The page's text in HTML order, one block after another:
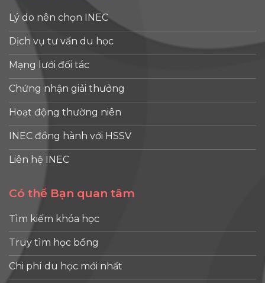
Lý do nên chọn INEC
Dịch vụ tư vấn du học
Mạng lưới đối tác
Chứng nhận giải thưởng
Hoạt động thường niên
INEC đồng hành với HSSV
Liên hệ INEC
Có thể Bạn quan tâm
Tìm kiếm khóa học
Truy tìm học bổng
Chi phí du học mới nhất